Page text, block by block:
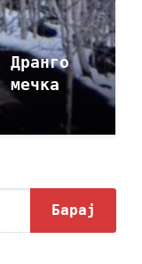
Дранго
мечка
Барај